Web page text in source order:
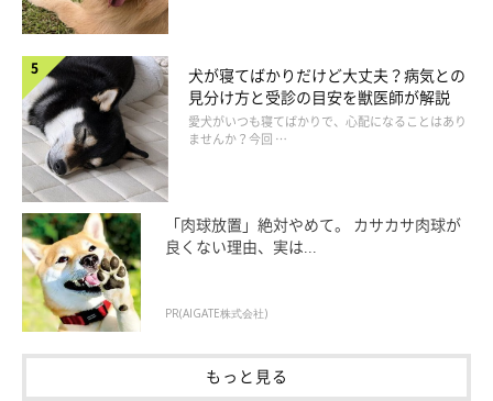
犬が寝てばかりだけど大丈夫？病気との
見分け方と受診の目安を獣医師が解説
愛犬がいつも寝てばかりで、心配になることはあり
ませんか？今回 …
「肉球放置」絶対やめて。 カサカサ肉球が
良くない理由、実は...
PR(AIGATE株式会社)
もっと見る